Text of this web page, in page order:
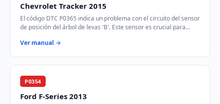
Chevrolet Tracker 2015
El código DTC P0365 indica un problema con el circuito del sensor
de posición del árbol de levas 'B'. Este sensor es crucial para
Ver manual →
P0354
Ford F-Series 2013